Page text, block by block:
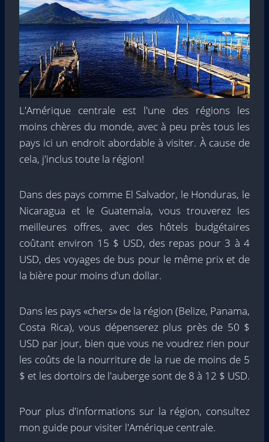
L'Amérique centrale est l'une des régions les
moins chères du monde, avec à peu près tous les
pays ici un endroit abordable à visiter. À cause de
cela, j'inclus toute la région!
Dans des pays comme El Salvador, le Honduras, le
Nicaragua et le Guatemala, vous trouverez les
meilleures offres, avec des hôtels budgétaires
coûtant environ 15 $ USD, des repas pour 3 à 4
USD, des voyages de bus pour le même prix et de
la bière pour moins d'un dollar.
Dans les pays «chers» de la région (Belize, Panama,
Costa Rica), vous dépenserez plus près de 50 $
USD par jour, bien que vous ne voudrez rien pour
les coûts de la nourriture de la rue de moins de 5
$ et les dortoirs de l'auberge sont de 8 à 12 $ USD.
Pour plus d'informations sur la région, consultez
mon guide pour visiter l'Amérique centrale.